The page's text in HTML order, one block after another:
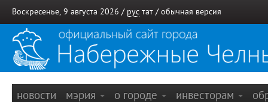
Воскресенье, 9 августа 2026 / рус тат / обычная версия
новости мэрия о городе инвесторам